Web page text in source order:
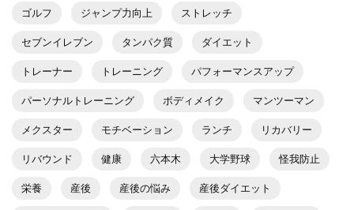
ゴルフ ジャンプ力向上 ストレッチ
セブンイレブン タンパク質 ダイエット
トレーナー トレーニング パフォーマンスアップ
パーソナルトレーニング ボディメイク マンツーマン
メクスター モチベーション ランチ リカバリー
リバウンド 健康 六本木 大学野球 怪我防止
栄養 産後 産後の悩み 産後ダイエット